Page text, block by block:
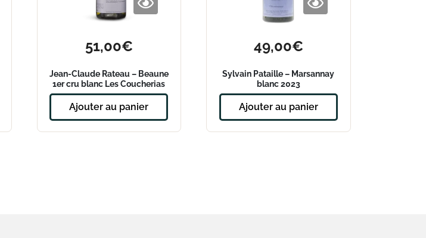
51,00€
Jean-Claude Rateau – Beaune
1er cru blanc Les Coucherias
2022
Ajouter au panier
49,00€
Sylvain Pataille – Marsannay
blanc 2023
Ajouter au panier